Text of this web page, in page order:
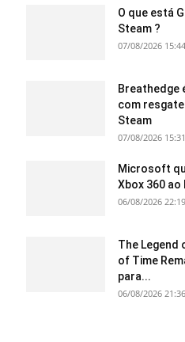
O que está
Steam ?
07/08/2026 15:44
Breathedge
com
Steam
07/08/2026 15:31
Microsoft
Xbox 360 ao
06/08/2026 22:19
The Legend
of Time
para...
06/08/2026 21:36